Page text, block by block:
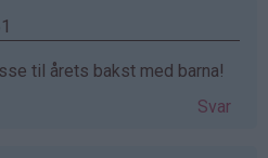
til årets bakst med barna!
Svar